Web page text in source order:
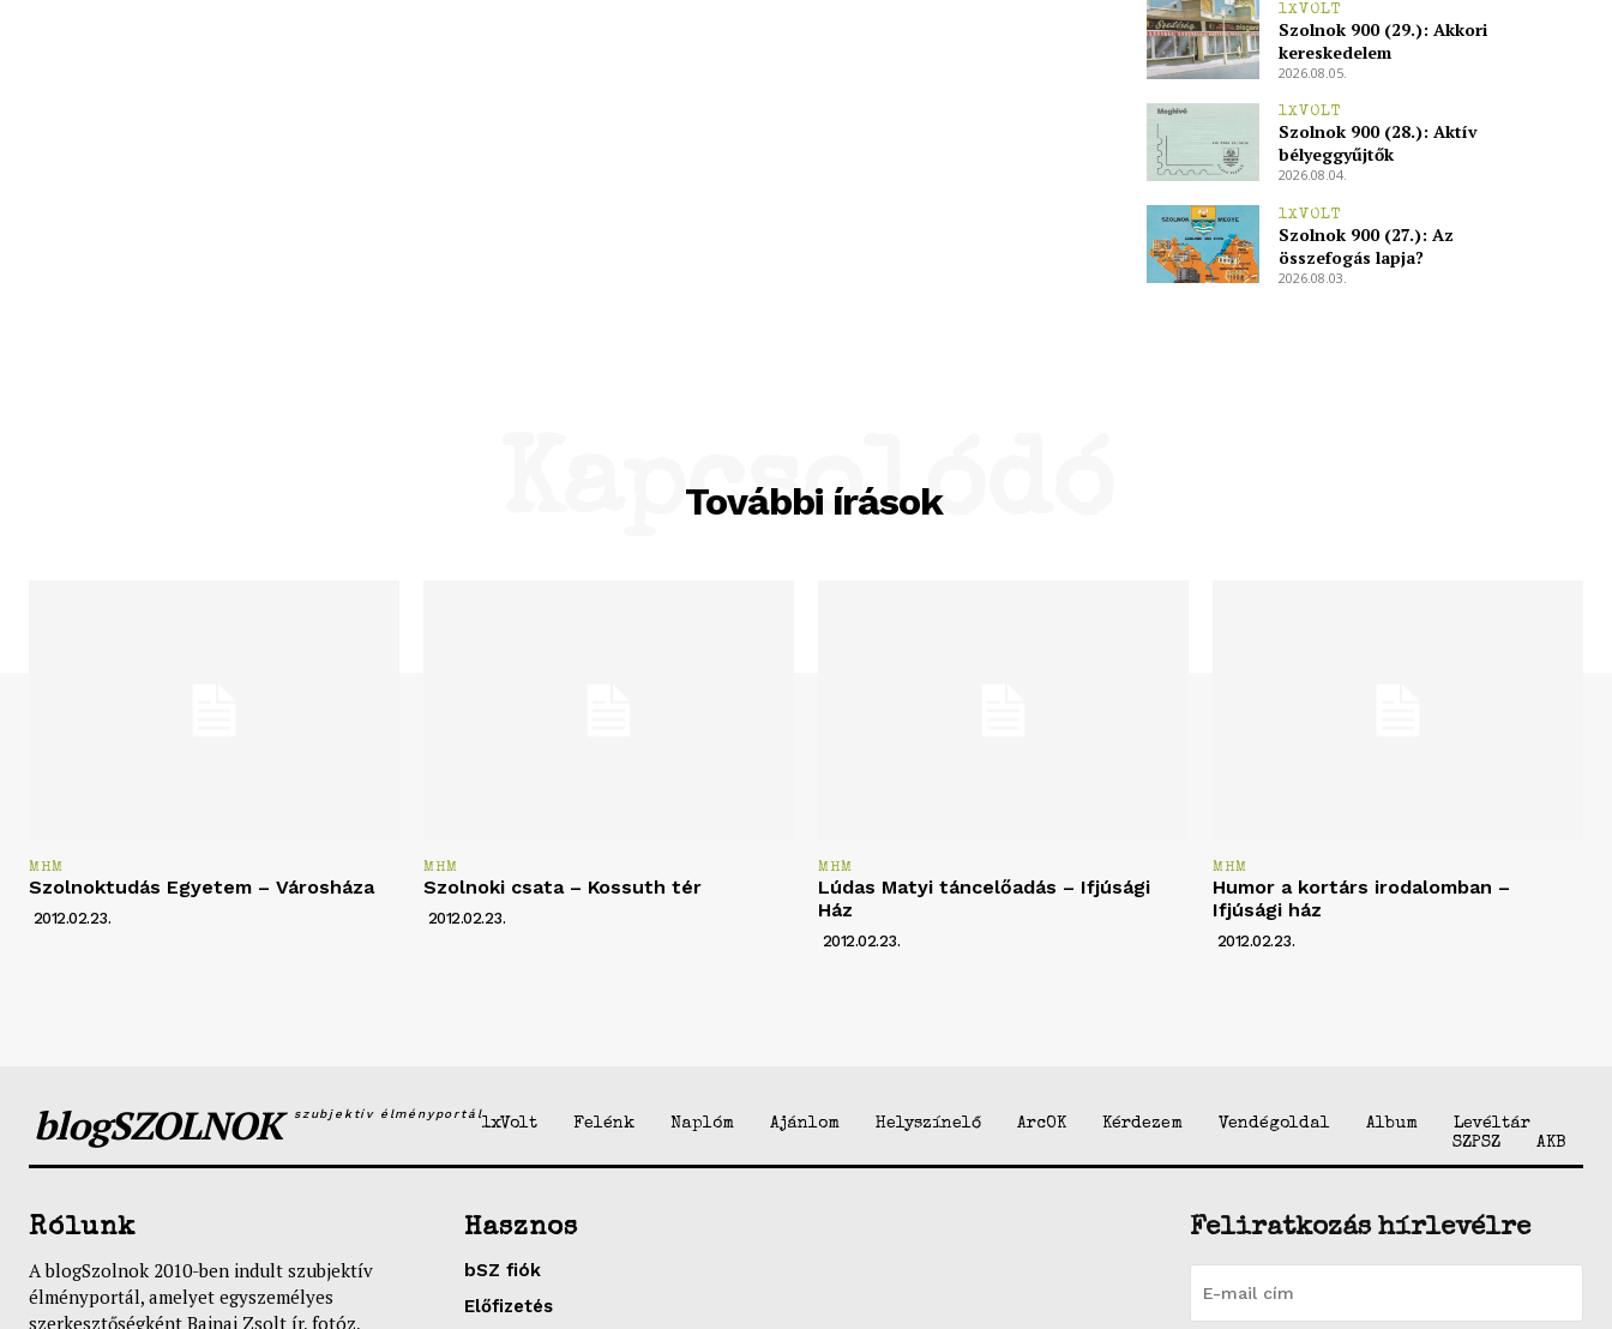
1XVOLT
Szolnok 900 (29.): Akkori
kereskedelem
2026.08.05.
1XVOLT
Szolnok 900 (28.): Aktív
bélyeggyűjtők
2026.08.04.
1XVOLT
Szolnok 900 (27.): Az
összefogás lapja?
2026.08.03.
További írások
Kapcsolódó
MHM
Szolnoktudás Egyetem – Városháza
2012.02.23.
MHM
Szolnoki csata – Kossuth tér
2012.02.23.
MHM
Lúdas Matyi táncelőadás – Ifjúsági
Ház
2012.02.23.
MHM
Humor a kortárs irodalomban –
Ifjúsági ház
2012.02.23.
blogSZOLNOK szubjektív élményportál
1xVolt Felénk Naplóm Ajánlom Helyszínelő ArcOK Kérdezem Vendégoldal Album
Levéltár
SZPSZ
AKB
Rólunk
A blogSzolnok 2010-ben indult szubjektív
élményportál, amelyet egyszemélyes
szerkesztőségként Bajnai Zsolt ír, fotóz,
Hasznos
bSZ fiók
Előfizetés
Feliratkozás hírlevélre